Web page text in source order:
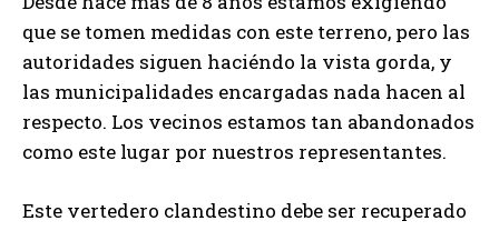
que se tomen medidas con este terreno, pero las
autoridades siguen haciéndo la vista gorda, y
las municipalidades encargadas nada hacen al
respecto. Los vecinos estamos tan abandonados
como este lugar por nuestros representantes.
Este vertedero clandestino debe ser recuperado